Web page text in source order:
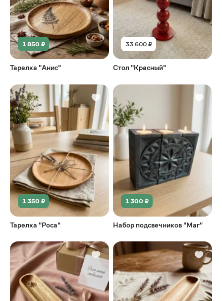
1 850 ₽
Тарелка "Анис"
1 350 ₽
Тарелка "Роса"
33 600 ₽
Стол "Красный"
1 300 ₽
Набор подсвечников "Маг"